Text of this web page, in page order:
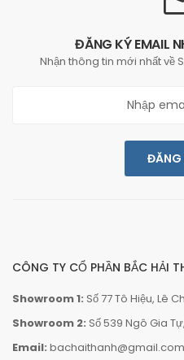
ĐĂNG KÝ EMAIL
Nhận thông tin mới nhất về
ĐĂNG
CÔNG TY CỔ PHẦN BẮC HẢI
Showroom 1: Số 77 Tô Hiệu, Lê
Showroom 2: Số 539 Ngô Gia
Email: bachaithanh@gmail.com